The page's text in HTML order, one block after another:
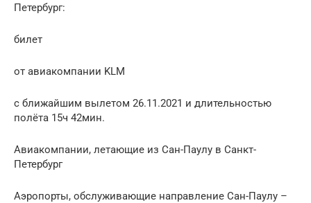
Петербург:
билет
от авиакомпании KLM
с ближайшим вылетом 26.11.2021 и длительностью
полёта 15ч 42мин.
Авиакомпании, летающие из Сан-Паулу в Санкт-
Петербург
Аэропорты, обслуживающие направление Сан-Паулу –